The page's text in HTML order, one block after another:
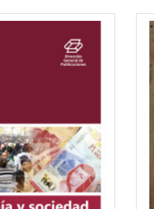
QUICKVIEW
WISHLIST